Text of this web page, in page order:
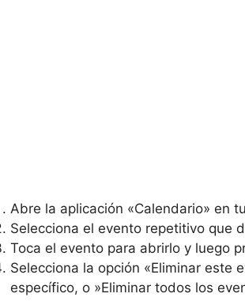
Abre la aplicación «Calendario» en
Selecciona el evento repetitivo que
Toca el ‍evento para abrirlo y luego⁤
Selecciona la opción «Eliminar‌ este‌
⁣específico, o ⁣»Eliminar todos los